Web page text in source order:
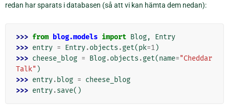
redan har sparats i databasen (så att vi kan hämta dem nedan):
>>> from blog.models import Blog,
Entry
>>> entry = Entry.objects .get(pk=1)
>>> cheese_blog = Blog.objects .get(name="Cheddar
Talk" )
>>> entry. blog = cheese_blog
>>> entry.save()